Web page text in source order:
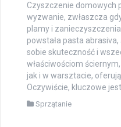
Czyszczenie domowych
wyzwanie, zwłaszcza
plamy i
powstała pasta
sobie skuteczność i
właściwościom
jak i w warsztacie,
Oczywiście, kluczowe
Sprzątanie